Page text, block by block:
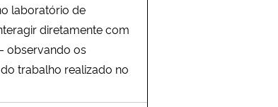
laboratório de
diretamente com
observando os
trabalho realizado no